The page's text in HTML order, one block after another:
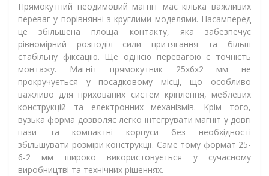
Прямокутний неодимовий магніт має кілька важливих
переваг у порівнянні з круглими моделями. Насамперед
це збільшена площа контакту, яка забезпечує
рівномірний розподіл сили притягання та більш
стабільну фіксацію. Ще однією перевагою є точність
монтажу. Магніт прямокутник 25х6х2 мм не
прокручується у посадковому місці, що особливо
важливо для прихованих систем кріплення, меблевих
конструкцій та електронних механізмів. Крім того,
вузька форма дозволяє легко інтегрувати магніт у довгі
пази та компактні корпуси без необхідності
збільшувати розміри конструкції. Саме тому формат 25-
6-2 мм широко використовується у сучасному
виробництві та технічних рішеннях.